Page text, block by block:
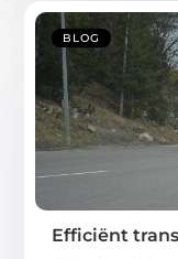
BLOG
Efficiënt